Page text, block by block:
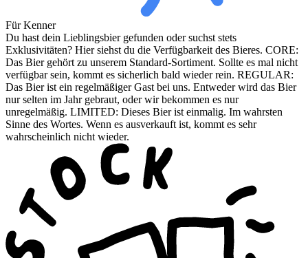
Für Kenner
Du hast dein Lieblingsbier gefunden oder suchst stets
Exklusivitäten? Hier siehst du die Verfügbarkeit des Bieres. CORE:
Das Bier gehört zu unserem Standard-Sortiment. Sollte es mal nicht
verfügbar sein, kommt es sicherlich bald wieder rein. REGULAR:
Das Bier ist ein regelmäßiger Gast bei uns. Entweder wird das Bier
nur selten im Jahr gebraut, oder wir bekommen es nur
unregelmäßig. LIMITED: Dieses Bier ist einmalig. Im wahrsten
Sinne des Wortes. Wenn es ausverkauft ist, kommt es sehr
wahrscheinlich nicht wieder.